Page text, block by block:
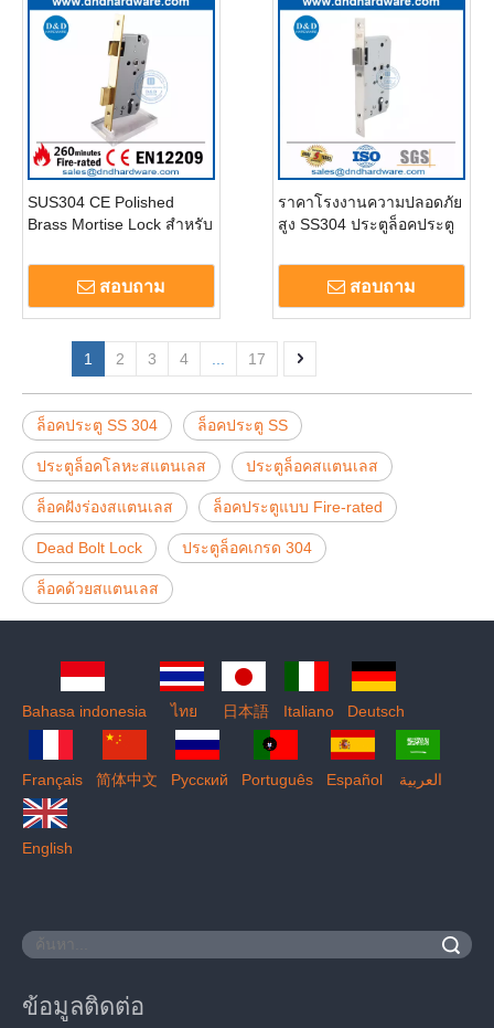
SUS304 CE Polished
Brass Mortise Lock สำหรับ
สอบถาม
ราคาโรงงานความปลอดภัย
สูง SS304 ประตูล็อคประตู
DDML015
สอบถาม
1 2 3 4 17
ล็อคประตู SS 304 ล็อคประตู SS
ประตูล็อคโลหะสแตนเลส ประตูล็อคสแตนเลส
ล็อคฝังร่องสแตนเลส ล็อคประตูแบบ Fire-rated
Dead Bolt Lock ประตูล็อคเกรด 304
ล็อคด้วยสแตนเลส
Bahasa indonesia ไทย 日本語 Italiano Deutsch
Français 简体中文 Pусский Português Español العربية
English
ข้อมูลติดต่อ